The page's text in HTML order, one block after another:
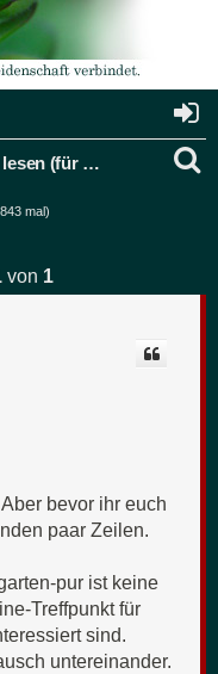
Bitte lesen (für neue Mitglieder)
mal)
von 1
bevor ihr euch
paar Zeilen.
pur ist keine
Treffpunkt für
sind.
untereinander.